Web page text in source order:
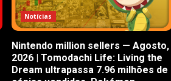
Notícias
Nintendo million sellers — Agosto,
2026 | Tomodachi Life: Living the
Dream ultrapassa 7.96 milhões de